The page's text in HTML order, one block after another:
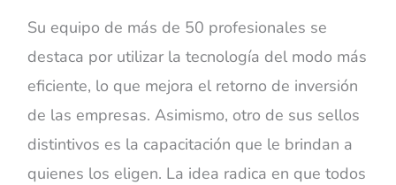
Su equipo de más de 50 profesionales se
destaca por utilizar la tecnología del modo más
eficiente, lo que mejora el retorno de inversión
de las empresas. Asimismo, otro de sus sellos
distintivos es la capacitación que le brindan a
quienes los eligen. La idea radica en que todos